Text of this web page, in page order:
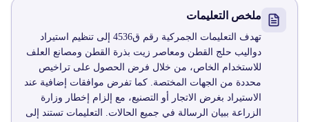
ملخص التعليمات
تهدف التعليمات الجمركية رقم ق4536 إلى تنظيم استيراد
دواليب حلج القطن ومعاصر زيت بذرة القطن ومصانع العلف
للاستخدام الخاص، من خلال فرض الحصول على تراخيص
محددة من الجهات المختصة. كما تفرض موافقات إضافية عند
الاستيراد بغرض الاتجار أو التصنيع، مع إلزام إخطار وزارة
الزراعة ببيان الرسالة في جميع الحالات. التعليمات تستند إلى